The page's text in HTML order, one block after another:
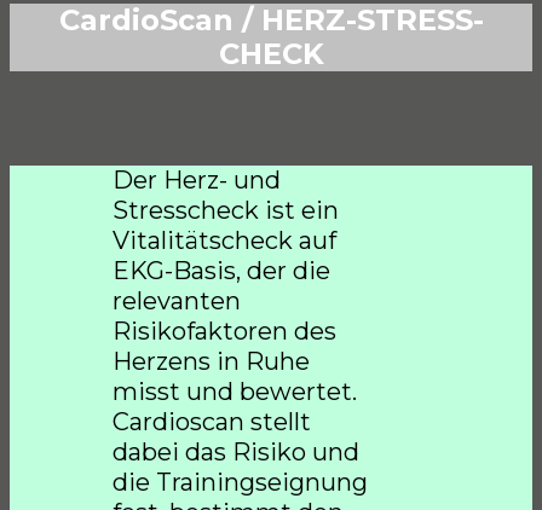
CardioScan / HERZ-STRESS-
CHECK
Der Herz- und
Stresscheck ist ein
Vitalitätscheck auf
EKG-Basis, der die
relevanten
Risikofaktoren des
Herzens in Ruhe
misst und bewertet.
Cardioscan stellt
dabei das Risiko und
die Trainingseignung